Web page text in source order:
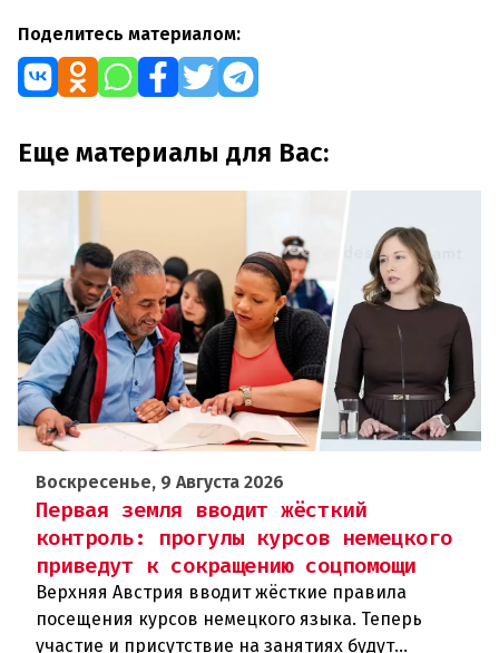
Поделитесь материалом:
Еще материалы для Вас:
Воскресенье, 9 Августа 2026
Первая земля вводит жёсткий
контроль: прогулы курсов немецкого
приведут к сокращению соцпомощи
Верхняя Австрия вводит жёсткие правила
посещения курсов немецкого языка. Теперь
участие и присутствие на занятиях будут